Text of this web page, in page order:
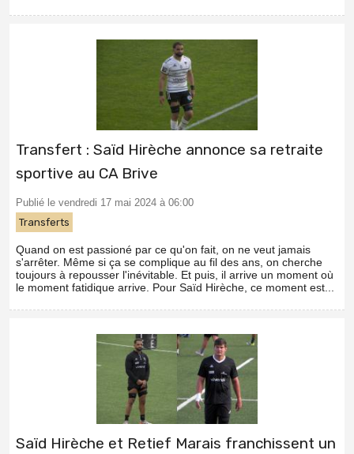
Transfert : Saïd Hirèche annonce sa retraite
sportive au CA Brive
Publié le vendredi 17 mai 2024 à 06:00
Transferts
Quand on est passioné par ce qu'on fait, on ne veut jamais
s'arrêter. Même si ça se complique au fil des ans, on cherche
toujours à repousser l'inévitable. Et puis, il arrive un moment où
le moment fatidique arrive. Pour Saïd Hirèche, ce moment est...
Saïd Hirèche et Retief Marais franchissent un